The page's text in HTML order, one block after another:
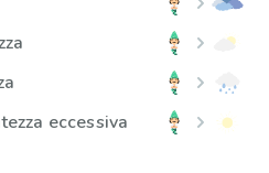
eccessiva